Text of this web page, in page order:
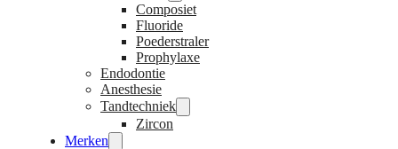
Composiet
Fluoride
Poederstraler
Prophylaxe
Endodontie
Anesthesie
Tandtechniek
Zircon
Merken